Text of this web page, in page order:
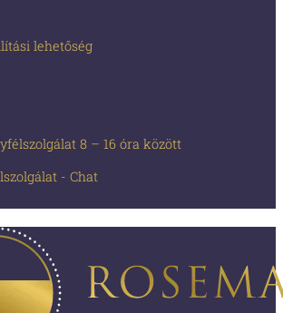
lehetőség
8 – 16 óra között
- Chat